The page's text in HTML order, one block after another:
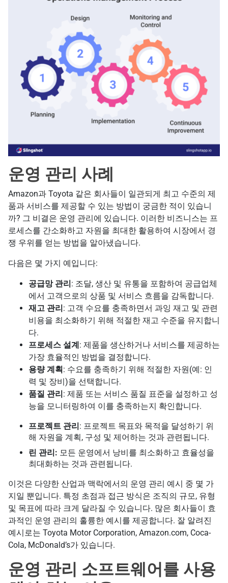
운영 관리 사례
Amazon과 Toyota 같은 회사들이 일관되게 최고 수준의 제
품과 서비스를 제공할 수 있는 방법이 궁금한 적이 있습니
까? 그 비결은 운영 관리에 있습니다. 이러한 비즈니스는 프
로세스를 간소화하고 자원을 최대한 활용하여 시장에서 경
쟁 우위를 얻는 방법을 알아냈습니다.
다음은 몇 가지 예입니다:
공급망 관리 : 조달, 생산 및 유통을 포함하여 공급업체
에서 고객으로의 상품 및 서비스 흐름을 감독합니다.
재고 관리 : 고객 수요를 충족하면서 과잉 재고 및 관련
비용을 최소화하기 위해 적절한 재고 수준을 유지합니
다.
프로세스 설계 : 제품을 생산하거나 서비스를 제공하는
가장 효율적인 방법을 결정합니다.
용량 계획 : 수요를 충족하기 위해 적절한 자원(예: 인
력 및 장비)을 선택합니다.
품질 관리 : 제품 또는 서비스 품질 표준을 설정하고 성
능을 모니터링하여 이를 충족하는지 확인합니다.
프로젝트 관리 : 프로젝트 목표와 목적을 달성하기 위
해 자원을 계획, 구성 및 제어하는 것과 관련됩니다.
린 관리: 모든 운영에서 낭비를 최소화하고 효율성을
최대화하는 것과 관련됩니다.
이것은 다양한 산업과 맥락에서의 운영 관리 예시 중 몇 가
지일 뿐입니다. 특정 초점과 접근 방식은 조직의 규모, 유형
및 목표에 따라 크게 달라질 수 있습니다. 많은 회사들이 효
과적인 운영 관리의 훌륭한 예시를 제공합니다. 잘 알려진
예시로는 Toyota Motor Corporation, Amazon.com, Coca-
Cola, McDonald’s가 있습니다.
운영 관리 소프트웨어를 사용